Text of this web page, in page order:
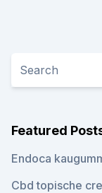
Featured
Endoca
Cbd topische